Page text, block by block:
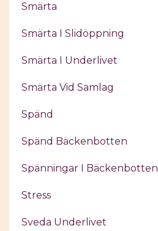
Smärta
Smärta I Slidöppning
Smärta I Underlivet
Smärta Vid Samlag
Spänd
Spänd Bäckenbotten
Spänningar I Bäckenbotten
Stress
Sveda Underlivet